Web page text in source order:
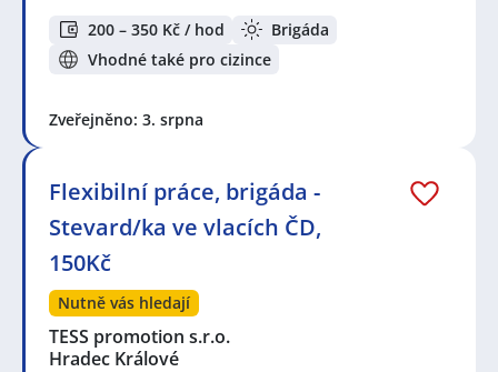
200 – 350 Kč / hod
Brigáda
Vhodné také pro cizince
Zveřejněno: 3. srpna
Flexibilní práce, brigáda -
Stevard/ka ve vlacích ČD,
150Kč
Nutně vás hledají
TESS promotion s.r.o.
Hradec Králové